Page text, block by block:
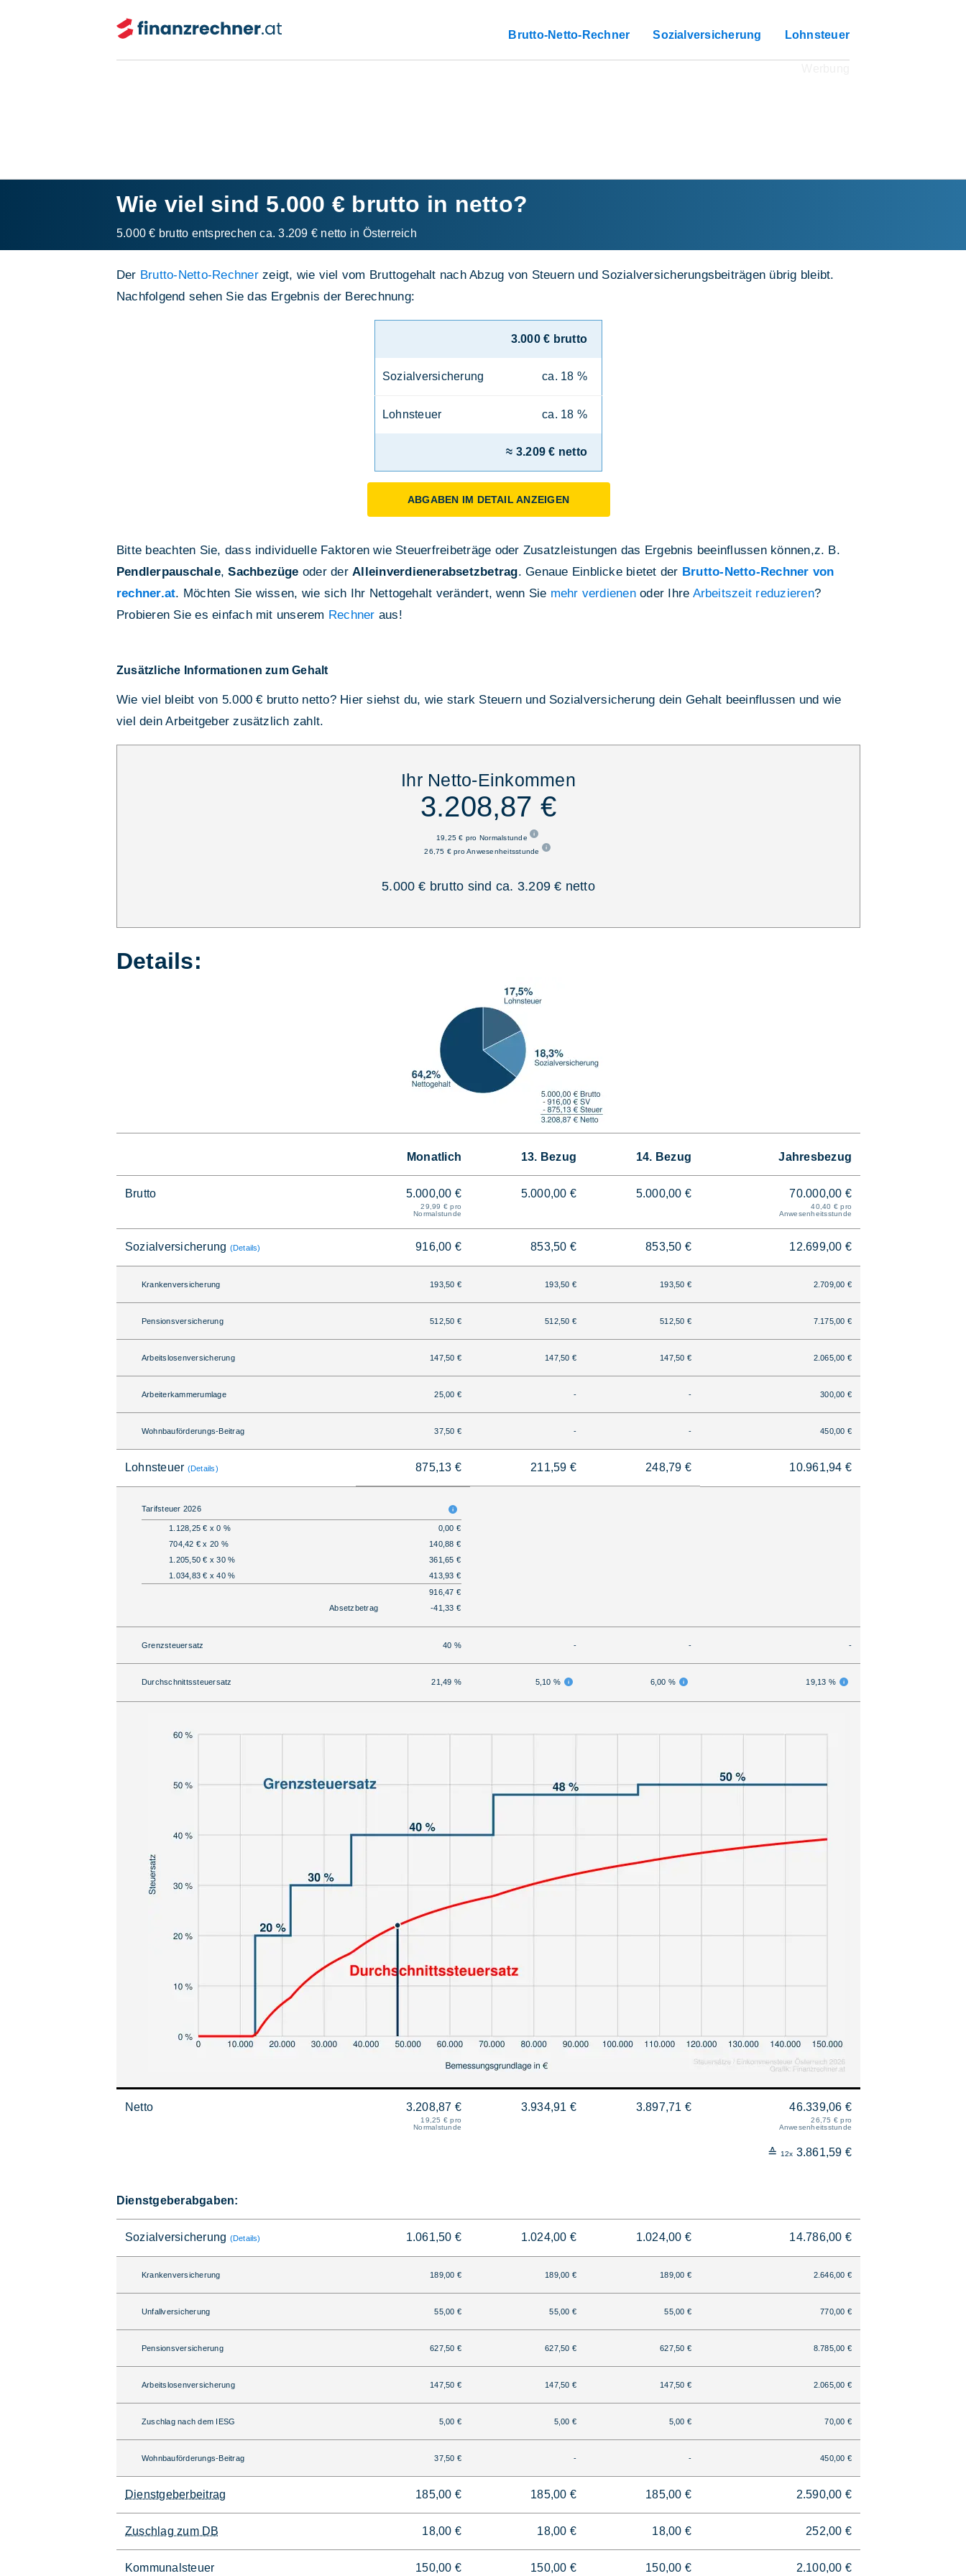
Brutto-Netto-Rechner Sozialversicherung Lohnsteuer
Wie viel sind 5.000 € brutto in netto?
5.000 € brutto entsprechen ca. 3.209 € netto in Österreich
Der Brutto-Netto-Rechnerzeigt, wie viel vom Bruttogehalt nach Abzug von Steuern und Sozialversicherungsbeiträgen übrig bleibt.
Nachfolgend sehen Sie das Ergebnis der Berechnung:
3.000 € brutto
Sozialversicherung ca. 18 %
Lohnsteuer ca. 18 %
≈ 3.209 € netto
ABGABEN IM DETAIL ANZEIGEN
Bitte beachten Sie, dass individuelle Faktoren wie Steuerfreibeträge oder Zusatzleistungen das Ergebnis beeinflussen können,z. B.
Pendlerpauschale,Sachbezüge oder der Alleinverdienerabsetzbetrag. Genaue Einblicke bietet der Brutto-Netto-Rechner von
rechner.at. Möchten Sie wissen, wie sich Ihr Nettogehalt verändert, wenn Sie mehr verdienenoder Ihre Arbeitszeit reduzieren?
Probieren Sie es einfach mit unserem Rechner aus!
Zusätzliche Informationen zum Gehalt
Wie viel bleibt von 5.000 € brutto netto? Hier siehst du, wie stark Steuern und Sozialversicherung dein Gehalt beeinflussen und wie
viel dein Arbeitgeber zusätzlich zahlt.
Ihr Netto-Einkommen
3.208,87 €
19,25 € pro Normalstunde
26,75 € pro Anwesenheitsstunde
5.000 € brutto sind ca. 3.209 € netto
Details:
Monatlich 13. Bezug 14. Bezug Jahresbezug
Brutto 5.000,00 €
29,99 € pro
Normalstunde
5.000,00 € 5.000,00 € 70.000,00 €
40,40 € pro
Anwesenheitsstunde
Sozialversicherung (Details) 916,00 € 853,50 € 853,50 € 12.699,00 €
Krankenversicherung 193,50 € 193,50 € 193,50 € 2.709,00 €
Pensionsversicherung 512,50 € 512,50 € 512,50 € 7.175,00 €
Arbeitslosenversicherung 147,50 € 147,50 € 147,50 € 2.065,00 €
Arbeiterkammerumlage 25,00 € - - 300,00 €
Wohnbauförderungs-Beitrag 37,50 € - - 450,00 €
Lohnsteuer (Details) 875,13 € 211,59 € 248,79 € 10.961,94 €
Tarifsteuer 2026
1.128,25 € x 0 %
0,00 €
704,42 € x 20 %
140,88 €
1.205,50 € x 30 %
361,65 €
1.034,83 € x 40 %
413,93 €
916,47 €
Absetzbetrag
-41,33 €
Grenzsteuersatz 40 % - - -
Durchschnittssteuersatz 21,49 % 5,10 % 6,00 % 19,13 %
Netto 3.208,87 €
19,25 € pro
Normalstunde
3.934,91 € 3.897,71 € 46.339,06 €
26,75 € pro
Anwesenheitsstunde
≙ 12x 3.861,59 €
Dienstgeberabgaben:
Sozialversicherung (Details) 1.061,50 € 1.024,00 € 1.024,00 € 14.786,00 €
Krankenversicherung 189,00 € 189,00 € 189,00 € 2.646,00 €
Unfallversicherung 55,00 € 55,00 € 55,00 € 770,00 €
Pensionsversicherung 627,50 € 627,50 € 627,50 € 8.785,00 €
Arbeitslosenversicherung 147,50 € 147,50 € 147,50 € 2.065,00 €
Zuschlag nach dem IESG 5,00 € 5,00 € 5,00 € 70,00 €
Wohnbauförderungs-Beitrag 37,50 € - - 450,00 €
Dienstgeberbeitrag 185,00 € 185,00 € 185,00 € 2.590,00 €
Zuschlag zum DB 18,00 € 18,00 € 18,00 € 252,00 €
Kommunalsteuer 150,00 € 150,00 € 150,00 € 2.100,00 €